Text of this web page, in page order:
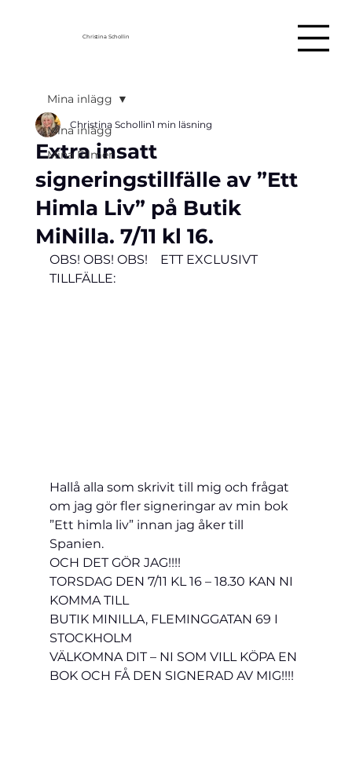
Christina Schollin
Mina inlägg
Mina Filmer
Mina inlägg
Extra insatt
signeringstillfälle av ”Ett
Himla Liv” på Butik
MiNilla. 7/11 kl 16.
Christina Schollin1 min läsning
OBS! OBS! OBS!    ETT EXCLUSIVT
TILLFÄLLE:
Hallå alla som skrivit till mig och frågat
om jag gör fler signeringar av min bok
”Ett himla liv” innan jag åker till
Spanien.
OCH DET GÖR JAG!!!!
TORSDAG DEN 7/11 KL 16 – 18.30 KAN NI
KOMMA TILL
BUTIK MINILLA, FLEMINGGATAN 69 I
STOCKHOLM
VÄLKOMNA DIT – NI SOM VILL KÖPA EN
BOK OCH FÅ DEN SIGNERAD AV MIG!!!!